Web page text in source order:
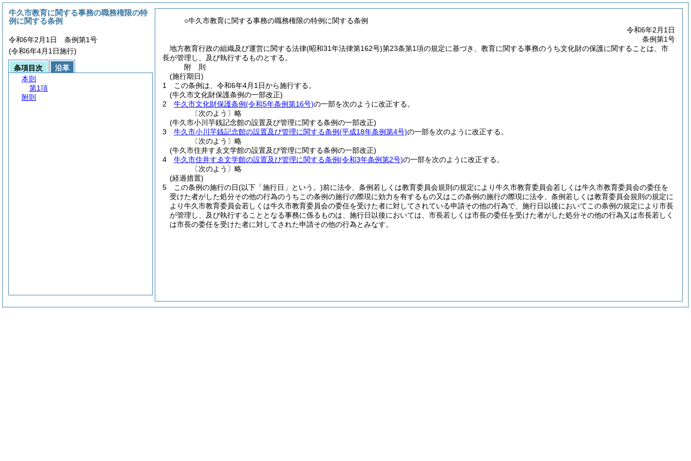
○牛久市教育に関する事務の職務権限の特例に関する条例
令和6年2月1日
条例第1号
地方教育行政の組織及び運営に関する法律(昭和31年法律第162号)第23条第1項の規定に基づき、教育に関する事務のうち文化財の保護に関することは、市
長が管理し、及び執行するものとする。
附 則
(施行期日)
1
この条例は、令和6年4月1日から施行する。
(牛久市文化財保護条例の一部改正)
2
牛久市文化財保護条例(令和5年条例第16号)の一部を次のように改正する。
〔次のよう〕略
(牛久市小川芋銭記念館の設置及び管理に関する条例の一部改正)
3
牛久市小川芋銭記念館の設置及び管理に関する条例(平成18年条例第4号)の一部を次のように改正する。
〔次のよう〕略
(牛久市住井すゑ文学館の設置及び管理に関する条例の一部改正)
4
牛久市住井すゑ文学館の設置及び管理に関する条例(令和3年条例第2号)の一部を次のように改正する。
〔次のよう〕略
(経過措置)
5
この条例の施行の日(以下「施行日」という。)前に法令、条例若しくは教育委員会規則の規定により牛久市教育委員会若しくは牛久市教育委員会の委任を
受けた者がした処分その他の行為のうちこの条例の施行の際現に効力を有するもの又はこの条例の施行の際現に法令、条例若しくは教育委員会規則の規定に
より牛久市教育委員会若しくは牛久市教育委員会の委任を受けた者に対してされている申請その他の行為で、施行日以後においてこの条例の規定により市長
が管理し、及び執行することとなる事務に係るものは、施行日以後においては、市長若しくは市長の委任を受けた者がした処分その他の行為又は市長若しく
は市長の委任を受けた者に対してされた申請その他の行為とみなす。
牛久市教育に関する事務の職務権限の特
例に関する条例
令和6年2月1日 条例第1号
(令和6年4月1日施行)
条項目次
沿革
本則
第1項
附則